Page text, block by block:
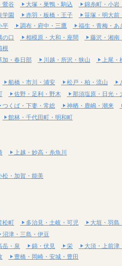
鶯谷 大塚・巣鴨・駒込 錦糸町・小岩
学園 赤羽・板橋・王子 笹塚・明大前
平 調布・府中・三鷹 福生・青梅・あ
の口 相模原・大和・座間 藤沢・湘南
根
加・春日部 川越・所沢・狭山 上尾
船橋・市川・浦安 松戸・柏・流山
佐野・足利・野木
那須塩原・日光・
つくば・下妻・常総 神栖・鹿嶋・潮来
館林・千代田町・明和町
上越・妙高・糸魚川
松・加賀・能美
松町 多治見・土岐・可児
大垣・羽島
沼津・三島・伊豆
岳・泉 錦・伏見 栄 大須・上前津
豊橋・岡崎・安城・豊田